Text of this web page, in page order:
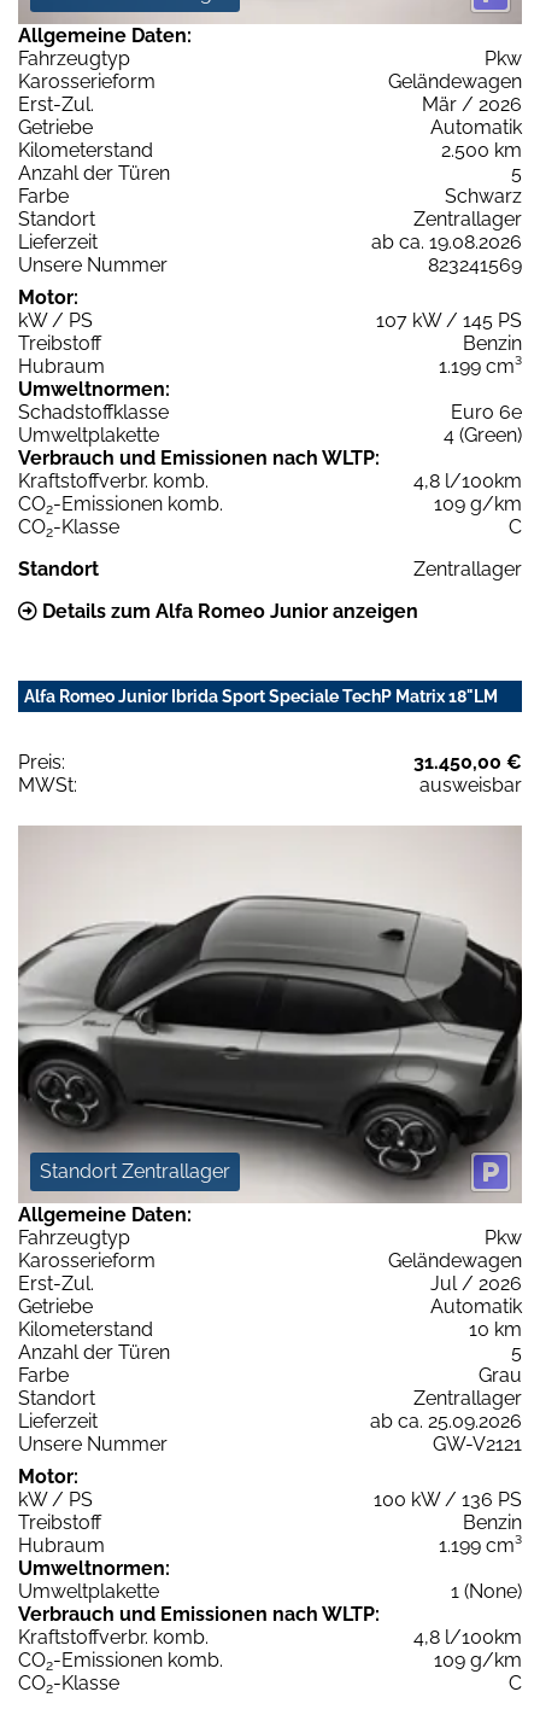
Allgemeine Daten:
Fahrzeugtyp
Pkw
Karosserieform
Geländewagen
Erst-Zul.
Mär / 2026
Getriebe
Automatik
Kilometerstand
2.500 km
Anzahl der Türen
5
Farbe
Schwarz
Standort
Zentrallager
Lieferzeit
ab ca. 19.08.2026
Unsere Nummer
823241569
Motor:
kW / PS
107 kW / 145 PS
Treibstoff
Benzin
Hubraum
1.199 cm³
Umweltnormen:
Schadstoffklasse
Euro 6e
Umweltplakette
4 (Green)
Verbrauch und Emissionen nach WLTP:
Kraftstoffverbr. komb.
4,8 l/100km
CO2-Emissionen komb.
109 g/km
CO2-Klasse
C
Standort
Zentrallager
Details zum Alfa Romeo Junior anzeigen
Alfa Romeo Junior Ibrida Sport Speciale TechP Matrix 18"LM
Preis:
31.450,00 €
MWSt:
ausweisbar
Standort Zentrallager
Allgemeine Daten:
Fahrzeugtyp
Pkw
Karosserieform
Geländewagen
Erst-Zul.
Jul / 2026
Getriebe
Automatik
Kilometerstand
10 km
Anzahl der Türen
5
Farbe
Grau
Standort
Zentrallager
Lieferzeit
ab ca. 25.09.2026
Unsere Nummer
GW-V2121
Motor:
kW / PS
100 kW / 136 PS
Treibstoff
Benzin
Hubraum
1.199 cm³
Umweltnormen:
Umweltplakette
1 (None)
Verbrauch und Emissionen nach WLTP:
Kraftstoffverbr. komb.
4,8 l/100km
CO2-Emissionen komb.
109 g/km
CO2-Klasse
C